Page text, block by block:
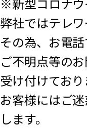
弊社ではテレワ
その為、お電
ご不明点等の
受け付けており
お客様にはご
します。